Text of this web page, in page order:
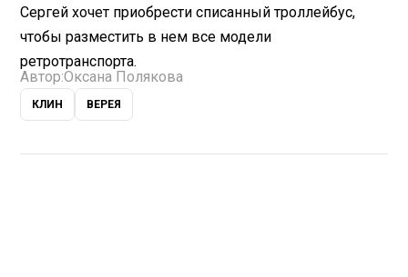
Сергей хочет приобрести списанный троллейбус,
чтобы разместить в нем все модели
ретротранспорта.
Автор:Оксана Полякова
КЛИН ВЕРЕЯ